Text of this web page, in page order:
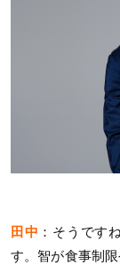
田中 ：そうです
す。智が食事制